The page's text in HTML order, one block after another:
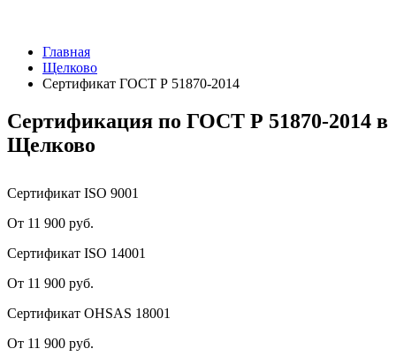
Главная
Щелково
Сертификат ГОСТ Р 51870-2014
Сертификация по ГОСТ Р 51870-2014 в
Щелково
Сертификат ISO 9001
От 11 900 руб.
Сертификат ISO 14001
От 11 900 руб.
Сертификат OHSAS 18001
От 11 900 руб.